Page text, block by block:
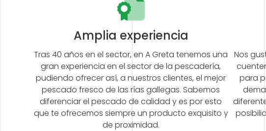
Amplia experiencia
Tras 40 años en el sector, en A Greta tenemos una
gran experiencia en el sector de la pescadería,
pudiendo ofrecer así, a nuestros clientes, el mejor
pescado fresco de las rías gallegas. Sabemos
diferenciar el pescado de calidad y es por esto
que te ofrecemos siempre un producto exquisito y
de proximidad.
Nos
para